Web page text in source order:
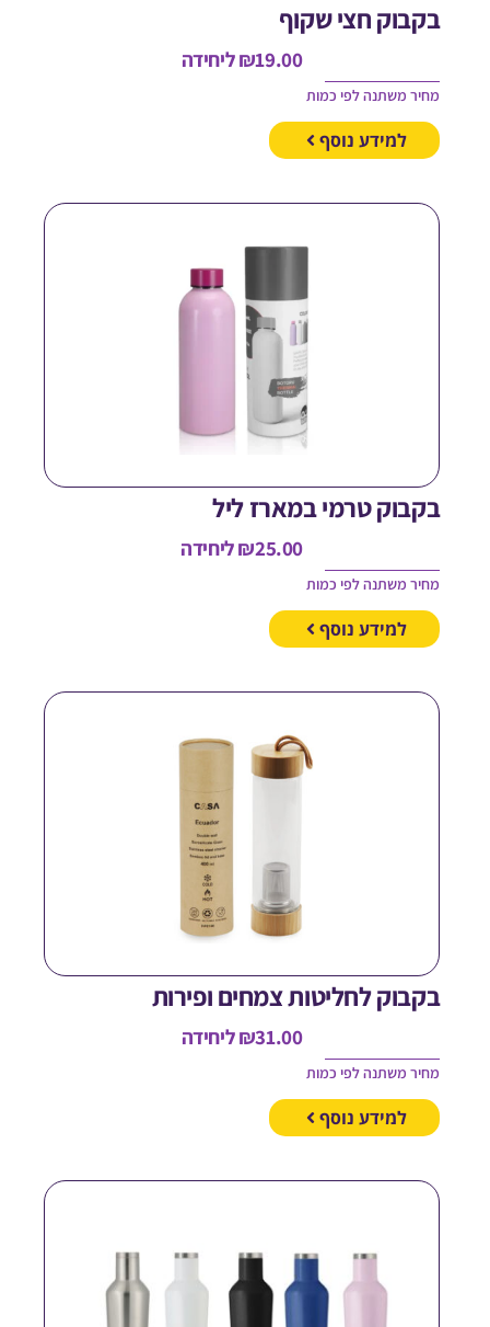
חצי שקוף
₪ליחידה
משתנה לפי כמות
למידע נוסף
טרמי במארז ליל
₪ליחידה
משתנה לפי כמות
למידע נוסף
לחליטות צמחים ופירות
₪ליחידה
משתנה לפי כמות
למידע נוסף